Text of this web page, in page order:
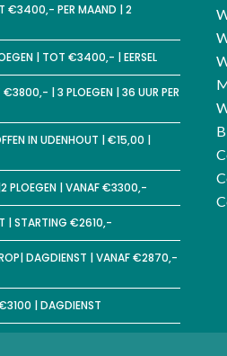
€3400,- PER MAAND | 2
| TOT €3400,- | EERSEL
€3800,- | 3 PLOEGEN | 36 UUR PER
IN UDENHOUT | €15,00 |
|2 PLOEGEN | VANAF €3300,-
| STARTING €2610,-
DAGDIENST | VANAF €2870,-
| DAGDIENST